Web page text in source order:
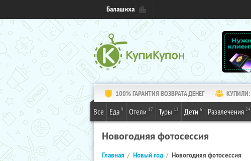
Балашиха
100% ГАРАНТИЯ ВОЗВРАТА ДЕНЕГ КУПИЛИ:
Все Еда 9 Отели 17 Туры 13 Дети 6 Развлечения 24
Новогодняя фотосессия
Главная Новый год Новогодняя фотосессия